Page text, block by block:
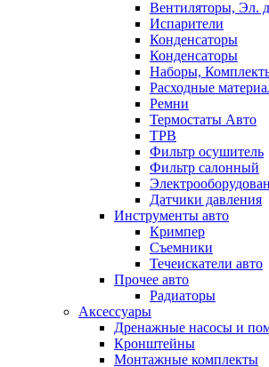
Вентиляторы, Эл.
Испарители
Конденсаторы
Конденсаторы
Наборы,
Расходные
Ремни
Термостаты Авто
ТРВ
Фильтр осушитель
Фильтр салонный
Датчики давления
Инструменты авто
Кримпер
Съемники
Течеискатели авто
Прочее авто
Радиаторы
Аксессуары
Дренажные насосы и
Кронштейны
Монтажные комплекты